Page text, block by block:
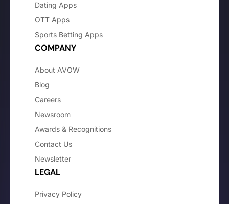
Dating Apps
OTT Apps
Sports Betting Apps
COMPANY
About AVOW
Blog
Careers
Newsroom
Awards & Recognitions
Contact Us
Newsletter
LEGAL
Privacy Policy